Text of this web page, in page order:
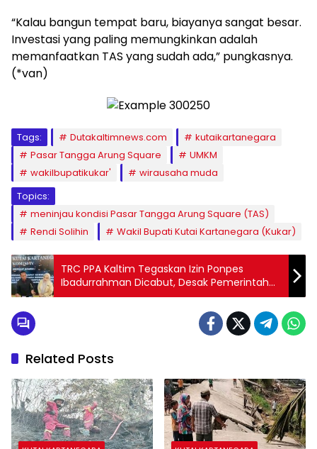
“Kalau bangun tempat baru, biayanya sangat besar.
Investasi yang paling memungkinkan adalah
memanfaatkan TAS yang sudah ada,” pungkasnya.
(*van)
Tags: Dutakaltimnews.com
kutaikartanegara
Pasar Tangga Arung Square
UMKM
wakilbupatikukar'
wirausaha muda
Topics:
meninjau kondisi Pasar Tangga Arung Square (TAS)
Rendi Solihin
Wakil Bupati Kutai Kartanegara (Kukar)
TRC PPA Kaltim Tegaskan Izin Ponpes
Ibadurrahman Dicabut, Desak Pemerintah
Cegah Munculnya Korban Baru
Related Posts